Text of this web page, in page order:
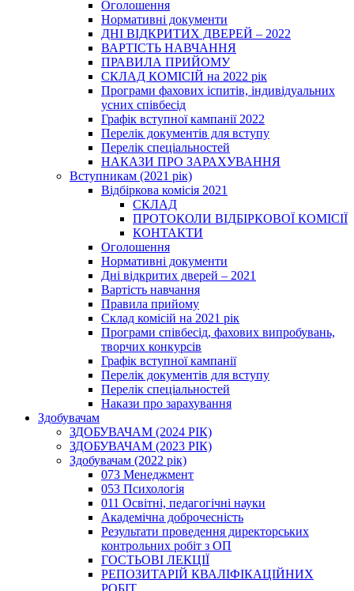
Оголошення
Нормативні документи
ДНІ ВІДКРИТИХ ДВЕРЕЙ – 2022
ВАРТІСТЬ НАВЧАННЯ
ПРАВИЛА ПРИЙОМУ
СКЛАД КОМІСІЙ на 2022 рік
Програми фахових іспитів, індивідуальних
усних співбесід
Графік вступної кампанії 2022
Перелік документів для вступу
Перелік спеціальностей
НАКАЗИ ПРО ЗАРАХУВАННЯ
Вступникам (2021 рік)
Відбіркова комісія 2021
СКЛАД
ПРОТОКОЛИ ВІДБІРКОВОЇ КОМІСІЇ
КОНТАКТИ
Оголошення
Нормативні документи
Дні відкритих дверей – 2021
Вартість навчання
Правила прийому
Склад комісій на 2021 рік
Програми співбесід, фахових випробувань,
творчих конкурсів
Графік вступної кампанії
Перелік документів для вступу
Перелік спеціальностей
Накази про зарахування
Здобувачам
ЗДОБУВАЧАМ (2024 РІК)
ЗДОБУВАЧАМ (2023 РІК)
Здобувачам (2022 рік)
073 Менеджмент
053 Психологія
011 Освітні, педагогічні науки
Академічна доброчесність
Результати проведення директорських
контрольних робіт з ОП
ГОСТЬОВІ ЛЕКЦІЇ
РЕПОЗИТАРІЙ КВАЛІФІКАЦІЙНИХ
РОБІТ